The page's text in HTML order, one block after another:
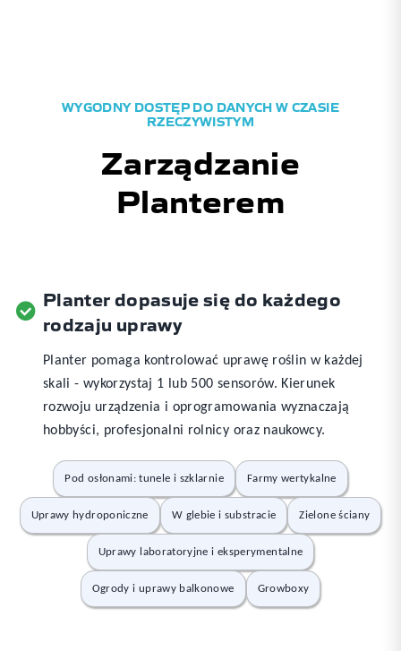
Zarządzanie
Planterem
WYGODNY DOSTĘP DO DANYCH W CZASIE
RZECZYWISTYM
Planter dopasuje się do każdego
rodzaju uprawy
Planter pomaga kontrolować uprawę roślin w każdej
skali - wykorzystaj 1 lub 500 sensorów. Kierunek
rozwoju urządzenia i oprogramowania wyznaczają
hobbyści, profesjonalni rolnicy oraz naukowcy.
Pod osłonami: tunele i szklarnie Farmy wertykalne
Uprawy hydroponiczne W glebie i substracie Zielone ściany
Uprawy laboratoryjne i eksperymentalne
Ogrody i uprawy balkonowe Growboxy